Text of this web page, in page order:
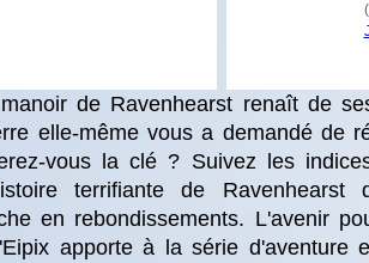
de Ravenhearst renaît de
elle-même vous a demandé de
vous la clé ? Suivez les
terrifiante de Ravenhearst
en rebondissements. L'avenir
apporte à la série d'aventure